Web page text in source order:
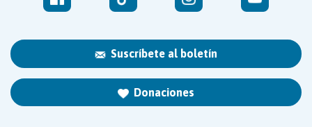
Suscríbete al boletín
Donaciones